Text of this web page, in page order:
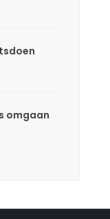
omgaan